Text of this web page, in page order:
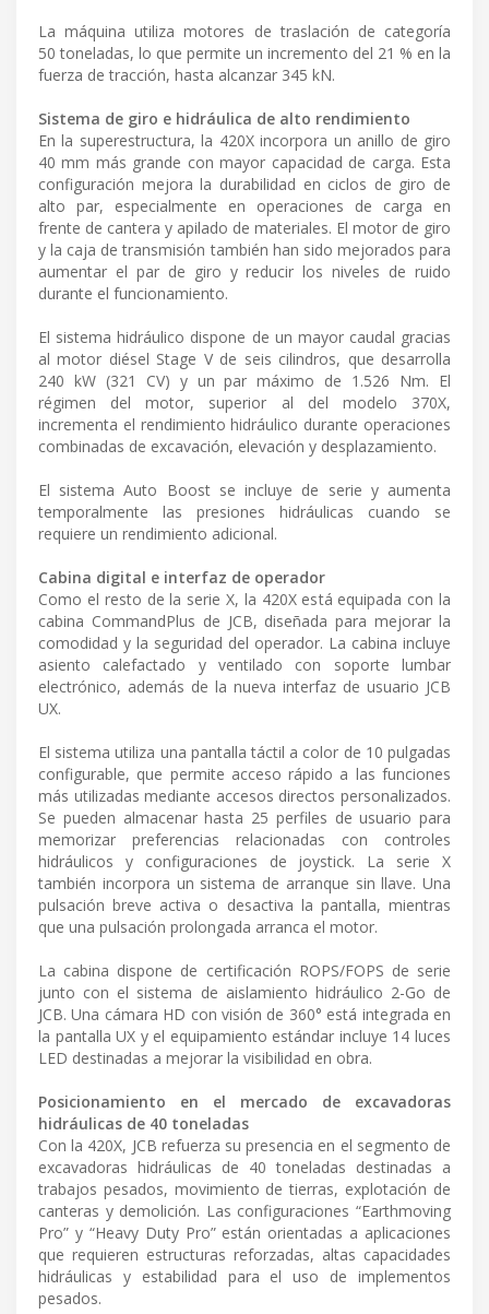
La máquina utiliza motores de traslación de categoría
50 toneladas, lo que permite un incremento del 21 % en la
fuerza de tracción, hasta alcanzar 345 kN.
Sistema de giro e hidráulica de alto rendimiento
En la superestructura, la 420X incorpora un anillo de giro
40 mm más grande con mayor capacidad de carga. Esta
configuración mejora la durabilidad en ciclos de giro de
alto par, especialmente en operaciones de carga en
frente de cantera y apilado de materiales. El motor de giro
y la caja de transmisión también han sido mejorados para
aumentar el par de giro y reducir los niveles de ruido
durante el funcionamiento.
El sistema hidráulico dispone de un mayor caudal gracias
al motor diésel Stage V de seis cilindros, que desarrolla
240 kW (321 CV) y un par máximo de 1.526 Nm. El
régimen del motor, superior al del modelo 370X,
incrementa el rendimiento hidráulico durante operaciones
combinadas de excavación, elevación y desplazamiento.
El sistema Auto Boost se incluye de serie y aumenta
temporalmente las presiones hidráulicas cuando se
requiere un rendimiento adicional.
Cabina digital e interfaz de operador
Como el resto de la serie X, la 420X está equipada con la
cabina CommandPlus de JCB, diseñada para mejorar la
comodidad y la seguridad del operador. La cabina incluye
asiento calefactado y ventilado con soporte lumbar
electrónico, además de la nueva interfaz de usuario JCB
UX.
El sistema utiliza una pantalla táctil a color de 10 pulgadas
configurable, que permite acceso rápido a las funciones
más utilizadas mediante accesos directos personalizados.
Se pueden almacenar hasta 25 perfiles de usuario para
memorizar preferencias relacionadas con controles
hidráulicos y configuraciones de joystick. La serie X
también incorpora un sistema de arranque sin llave. Una
pulsación breve activa o desactiva la pantalla, mientras
que una pulsación prolongada arranca el motor.
La cabina dispone de certificación ROPS/FOPS de serie
junto con el sistema de aislamiento hidráulico 2-Go de
JCB. Una cámara HD con visión de 360° está integrada en
la pantalla UX y el equipamiento estándar incluye 14 luces
LED destinadas a mejorar la visibilidad en obra.
Posicionamiento en el mercado de excavadoras
hidráulicas de 40 toneladas
Con la 420X, JCB refuerza su presencia en el segmento de
excavadoras hidráulicas de 40 toneladas destinadas a
trabajos pesados, movimiento de tierras, explotación de
canteras y demolición. Las configuraciones “Earthmoving
Pro” y “Heavy Duty Pro” están orientadas a aplicaciones
que requieren estructuras reforzadas, altas capacidades
hidráulicas y estabilidad para el uso de implementos
pesados.